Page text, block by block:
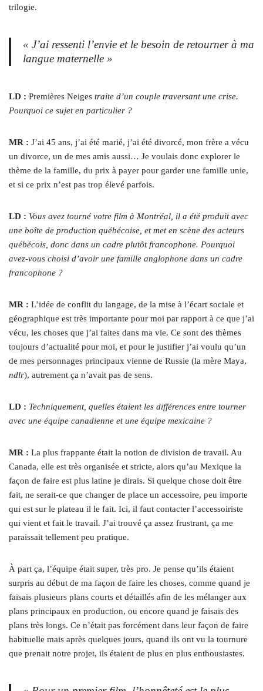
trilogie.
« J’ai ressenti l’envie et le besoin de retourner à ma
langue maternelle »
LD : Premières Neiges traite d’un couple traversant une crise.
Pourquoi ce sujet en particulier ?
MR : J’ai 45 ans, j’ai été marié, j’ai été divorcé, mon frère a vécu
un divorce, un de mes amis aussi… Je voulais donc explorer le
thème de la famille, du prix à payer pour garder une famille unie,
et si ce prix n’est pas trop élevé parfois.
LD : Vous avez tourné votre film à Montréal, il a été produit avec
une boîte de production québécoise, et met en scène des acteurs
québécois, donc dans un cadre plutôt francophone. Pourquoi
avez-vous choisi d’avoir une famille anglophone dans un cadre
francophone ?
MR : L’idée de conflit du langage, de la mise à l’écart sociale et
géographique est très importante pour moi par rapport à ce que j’ai
vécu, les choses que j’ai faites dans ma vie. Ce sont des thèmes
toujours d’actualité pour moi, et pour le justifier j’ai voulu qu’un
de mes personnages principaux vienne de Russie (la mère Maya,
ndlr), autrement ça n’avait pas de sens.
LD : Techniquement, quelles étaient les différences entre tourner
avec une équipe canadienne et une équipe mexicaine ?
MR : La plus frappante était la notion de division de travail. Au
Canada, elle est très organisée et stricte, alors qu’au Mexique la
façon de faire est plus latine je dirais. Si quelque chose doit être
fait, ne serait-ce que changer de place un accessoire, peu importe
qui est sur le plateau il le fait. Ici, il faut contacter l’accessoiriste
qui vient et fait le travail. J’ai trouvé ça assez frustrant, ça me
paraissait tellement peu pratique.
À part ça, l’équipe était super, très pro. Je pense qu’ils étaient
surpris au début de ma façon de faire les choses, comme quand je
faisais plusieurs plans courts et détaillés afin de les mélanger aux
plans principaux en production, ou encore quand je faisais des
plans très longs. Ce n’était pas forcément dans leur façon de faire
habituelle mais après quelques jours, quand ils ont vu la tournure
que prenait notre projet, ils étaient de plus en plus enthousiastes.